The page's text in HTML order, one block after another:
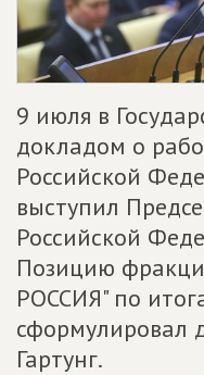
9 июля в
докладом о
Российской
выступил
Российской
Позицию
РОССИЯ" по
сформулировал
Гартунг.